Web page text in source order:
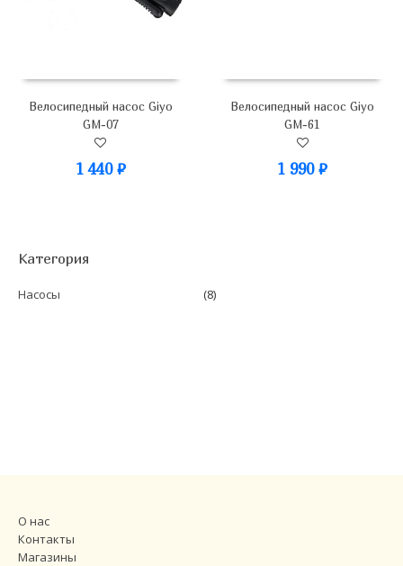
Велосипедный насос Giyo
GM-07
1 440 ₽
Велосипедный насос Giyo
GM-61
1 990₽
Категория
Насосы (8)
О нас
Контакты
Магазины